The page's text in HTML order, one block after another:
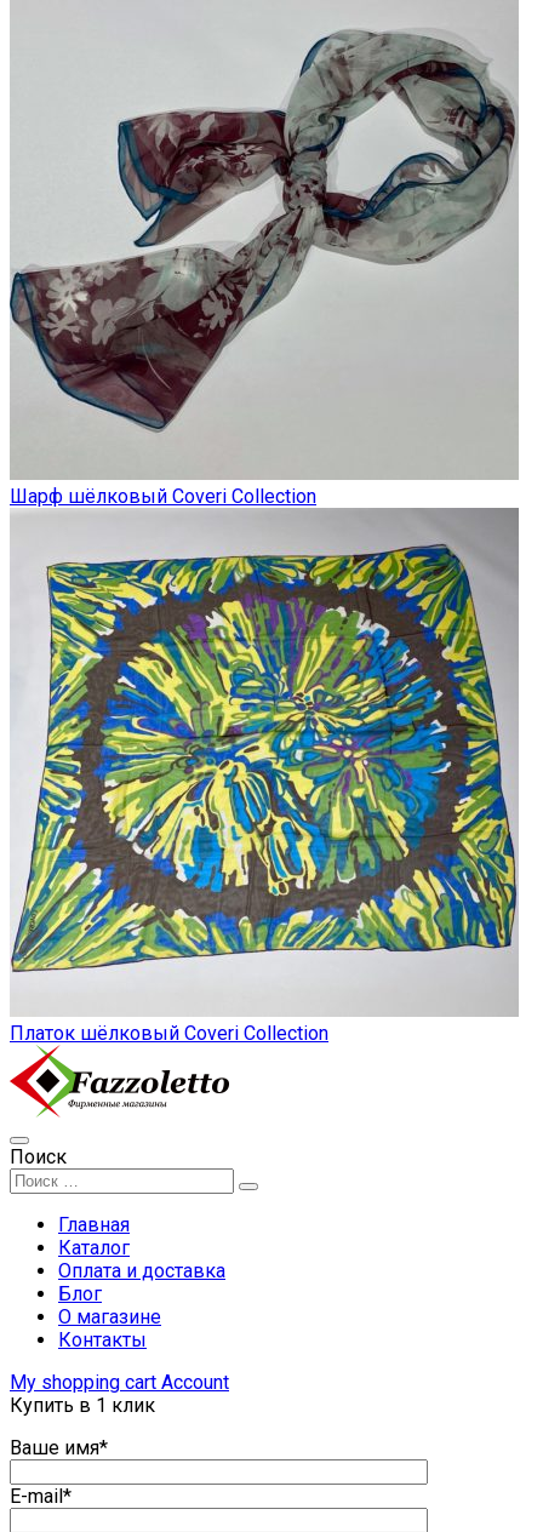
Шарф шёлковый Coveri Collection
Платок шёлковый Coveri Collection
Поиск
Главная
Каталог
Оплата и доставка
Блог
О магазине
Контакты
My shopping cart Account
Купить в 1 клик
Ваше имя*
E-mail*